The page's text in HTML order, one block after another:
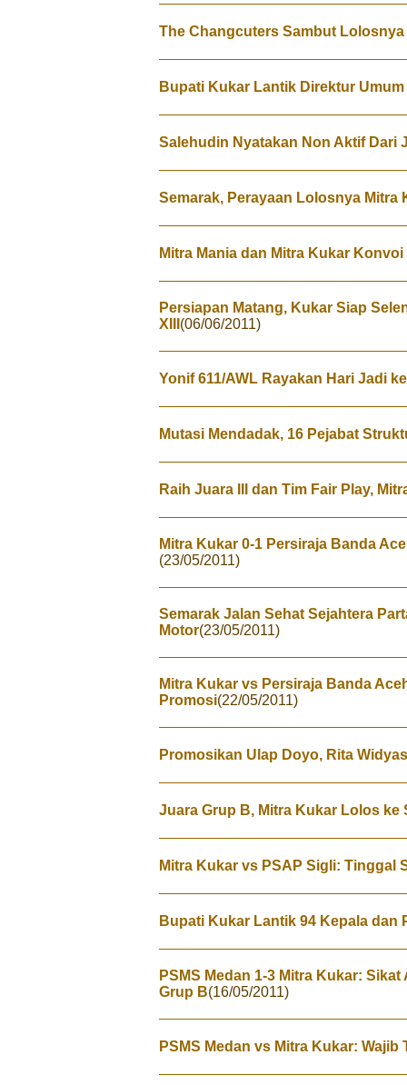
The Changcuters Sambut
Bupati Kukar Lantik Direktur
Salehudin Nyatakan Non Aktif Dari
Semarak, Perayaan Lolosnya Mitra
Mitra Mania dan Mitra Kukar
Persiapan Matang, Kukar Siap
XIII (06/06/2011)
Yonif 611/AWL Rayakan Hari Jadi
Mutasi Mendadak, 16 Pejabat
Raih Juara III dan Tim Fair Play,
Mitra Kukar 0-1 Persiraja Banda
(23/05/2011)
Semarak Jalan Sehat Sejahtera
Motor(23/05/2011)
Mitra Kukar vs Persiraja Banda
Promosi(22/05/2011)
Promosikan Ulap Doyo, Rita
Juara Grup B, Mitra Kukar Lolos ke
Mitra Kukar vs PSAP Sigli: Tinggal
Bupati Kukar Lantik 94 Kepala dan
PSMS Medan 1-3 Mitra Kukar:
Grup B(16/05/2011)
PSMS Medan vs Mitra Kukar: Wajib